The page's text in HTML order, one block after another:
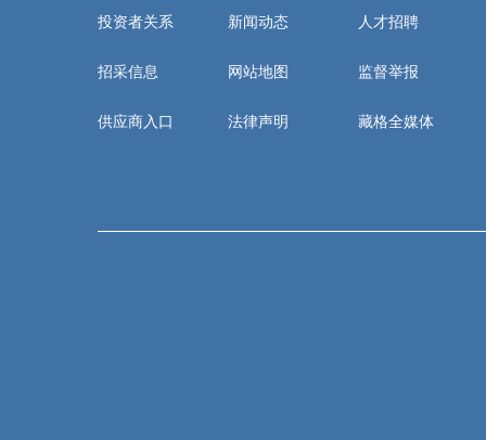
投资者关系 新闻动态 人才招聘
招采信息 网站地图 监督举报
供应商入口 法律声明 藏格全媒体